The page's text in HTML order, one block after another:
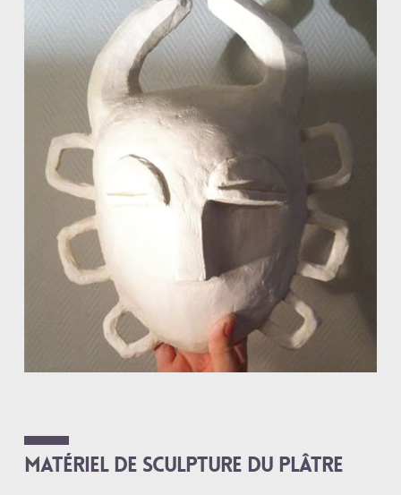
Matériel de sculpture du plâtre